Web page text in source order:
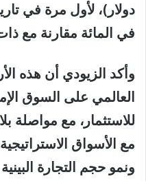
في المائة مقارنة مع ذات
وأكد الزيودي أن هذه
العالمي على السوق
للاستثمار، مع مواصلة
مع الأسواق